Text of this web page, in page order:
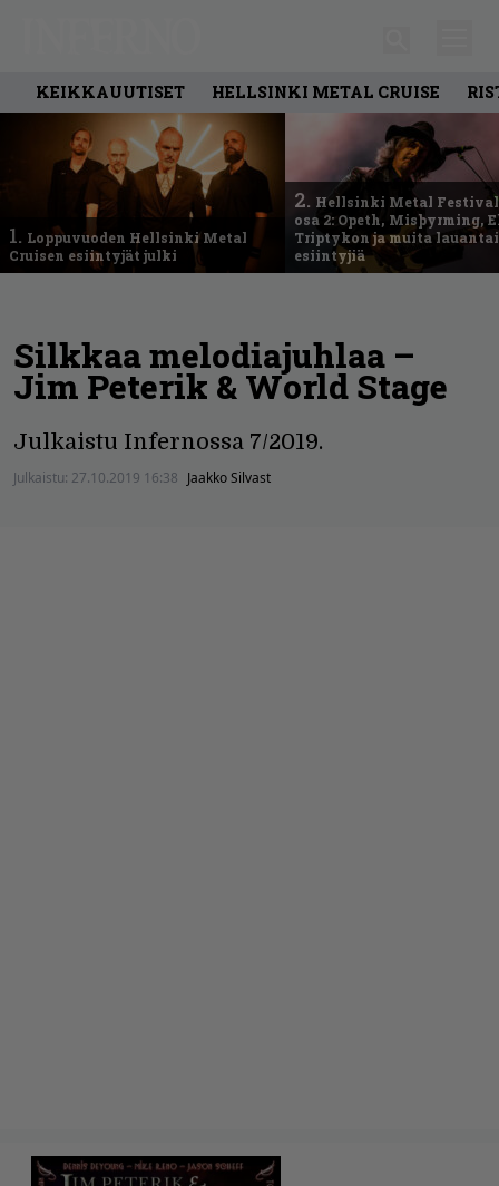
KEIKKAUUTISET HELLSINKI METAL CRUISE
1. Loppuvuoden Hellsinki Metal
Cruisen esiintyjät julki
2. Hellsinki Metal
osa 2: Opeth, Misþyrming,
Triptykon ja muita
esiintyjiä
Silkkaa melodiajuhlaa –
Jim Peterik & World Stage
Julkaistu Infernossa 7/2019.
Julkaistu: 27.10.2019 16:38 Jaakko Silvast